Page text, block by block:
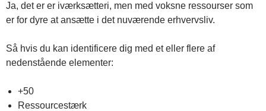
Ja, det er er iværksætteri, men med voksne ressourser som
er for dyre at ansætte i det nuværende erhvervsliv.
Så hvis du kan identificere dig med et eller flere af
nedenstående elementer:
+50
Ressourcestærk